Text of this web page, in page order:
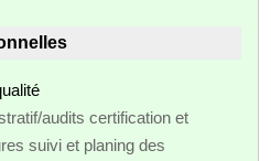
audits certification et
suivi et planing des